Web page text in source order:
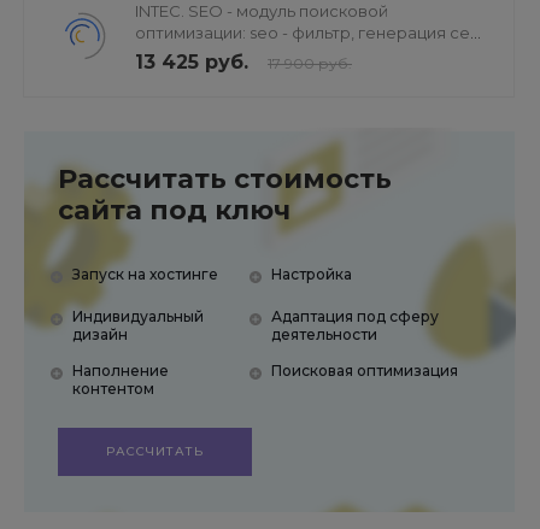
INTEC. SEO - модуль поисковой
оптимизации: seo - фильтр, генерация сео
- текстов, H1, мета-тегов
13 425 руб. 17 900 руб.
Рассчитать стоимость
сайта под ключ
Запуск на хостинге
Индивидуальный
дизайн
Наполнение
контентом
Настройка
Адаптация под сферу
деятельности
Поисковая оптимизация
РАССЧИТАТЬ